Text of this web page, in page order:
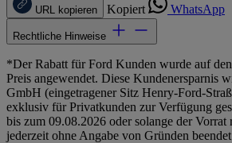
URL kopieren Kopiert WhatsApp
Rechtliche Hinweise
*Der Rabatt für Ford Kunden wurde auf
Preis angewendet. Diese Kundenersparnis
GmbH (eingetragener Sitz Henry-Ford-
exklusiv für Privatkunden zur Verfügung
bis zum 09.08.2026 oder solange der Vorrat
jederzeit ohne Angabe von Gründen